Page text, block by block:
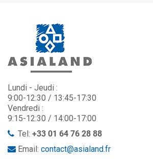
Lundi - Jeudi :
9:00-12:30 / 13:45-17:30
Vendredi :
9:15-12:30 / 14:00-17:00
Tel: +33 01 64 76 28 88
Email: contact@asialand.fr